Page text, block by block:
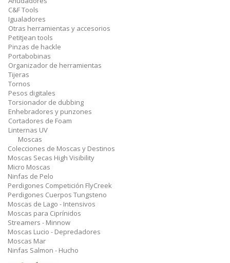
C&F Tools
Igualadores
Otras herramientas y accesorios
Petitjean tools
Pinzas de hackle
Portabobinas
Organizador de herramientas
Tijeras
Tornos
Pesos digitales
Torsionador de dubbing
Enhebradores y punzones
Cortadores de Foam
Linternas UV
Moscas
Colecciones de Moscas y Destinos
Moscas Secas High Visibility
Micro Moscas
Ninfas de Pelo
Perdigones Competición FlyCreek
Perdigones Cuerpos Tungsteno
Moscas de Lago - Intensivos
Moscas para Ciprínidos
Streamers - Minnow
Moscas Lucio - Depredadores
Moscas Mar
Ninfas Salmon - Hucho